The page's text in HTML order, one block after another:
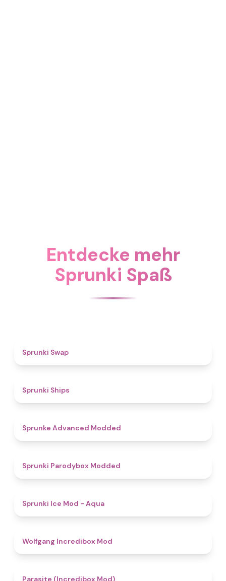
Entdecke mehr
Sprunki Spaß
Sprunki Swap
Sprunki Ships
Sprunke Advanced Modded
Sprunki Parodybox Modded
Sprunki Ice Mod - Aqua
Wolfgang Incredibox Mod
Parasite (Incredibox Mod)